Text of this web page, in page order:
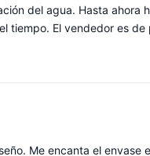
del agua. Hasta ahora
tiempo. El vendedor es
Me encanta el envase